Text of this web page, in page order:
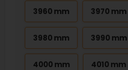
3960 mm 3970 mm
3980 mm 3990 mm
4000 mm 4010 mm